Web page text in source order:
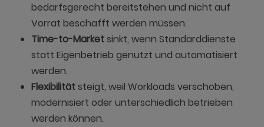
bedarfsgerecht bereitstehen und nicht auf
Vorrat beschafft werden müssen.
Time-to-Marketsinkt, wenn Standarddienste
statt Eigenbetrieb genutzt und automatisiert
werden.
Flexibilitätsteigt, weil Workloads verschoben,
modernisiert oder unterschiedlich betrieben
werden können.